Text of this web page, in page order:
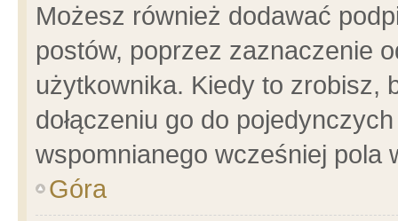
Możesz również dodawać
postów, poprzez zaznaczenie
użytkownika. Kiedy to zrobisz,
dołączeniu go do
wspomnianego wcześniej pola
Góra